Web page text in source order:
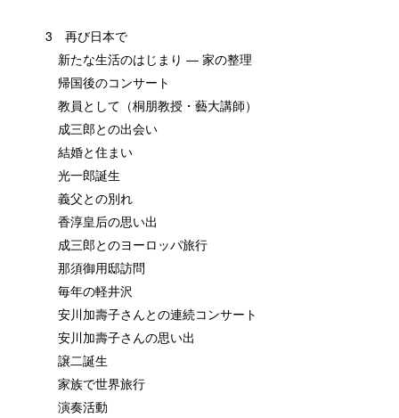
3 再び日本で
新たな生活のはじまり ― 家の整理
帰国後のコンサート
教員として（桐朋教授・藝大講師）
成三郎との出会い
結婚と住まい
光一郎誕生
義父との別れ
香淳皇后の思い出
成三郎とのヨーロッパ旅行
那須御用邸訪問
毎年の軽井沢
安川加壽子さんとの連続コンサート
安川加壽子さんの思い出
譲二誕生
家族で世界旅行
演奏活動